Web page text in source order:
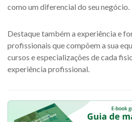
como um diferencial do seu negócio.
Destaque também a experiência e
profissionais que compõem a sua
cursos e especializações de cada
experiência profissional.